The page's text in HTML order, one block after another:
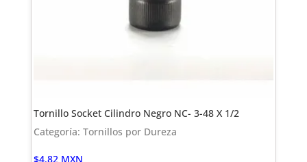
Tornillo Socket Cilindro Negro NC- 3-48 X 1/2
Categoría: Tornillos por Dureza
$4.82 MXN